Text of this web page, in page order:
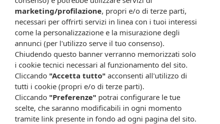
Metti nel carrello Metti nel carrello
-10%
marketing/profilazione, propri e/o di terze parti,
necessari per offrirti servizi in linea con i tuoi interessi
come la personalizzazione e la misurazione degli
annunci (per l'utilizzo serve il tuo consenso).
Chiudendo questo banner verranno memorizzati solo
i cookie tecnici necessari al funzionamento del sito.
Cliccando "Accetta tutto" acconsenti all'utilizzo di
tutti i cookie (propri e/o di terze parti).
Cliccando "Preferenze" potrai configurare le tue
scelte, che saranno modificabili in ogni momento
tramite link presente in fondo ad ogni pagina del sito.